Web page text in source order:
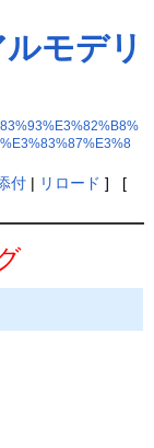
モデリ
付| リロード ] [